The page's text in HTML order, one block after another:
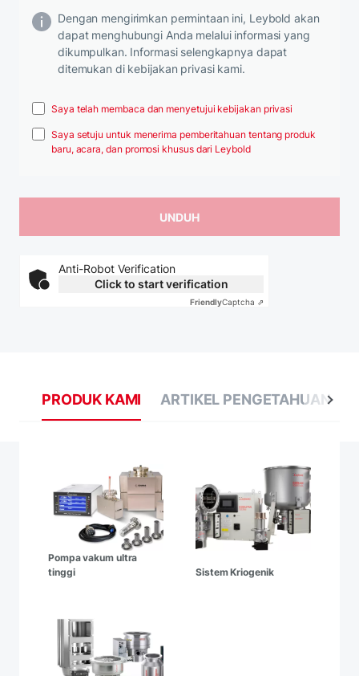
Dengan mengirimkan permintaan ini, Leybold akan
dapat menghubungi Anda melalui informasi yang
dikumpulkan. Informasi selengkapnya dapat
ditemukan di kebijakan privasi kami.
Saya telah membaca dan menyetujui kebijakan privasi
Saya setuju untuk menerima pemberitahuan tentang produk
baru, acara, dan promosi khusus dari Leybold
Anti-Robot Verification
Click to start verification
FriendlyCaptcha ⇗
PRODUK KAMI ARTIKEL PENGETAHUAN
Pompa vakum ultra
tinggi
Sistem Kriogenik